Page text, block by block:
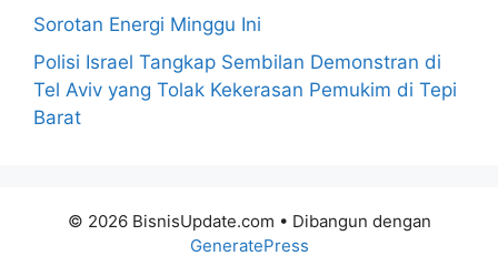
Sorotan Energi Minggu Ini
Polisi Israel Tangkap Sembilan Demonstran di
Tel Aviv yang Tolak Kekerasan Pemukim di Tepi
Barat
© 2026 BisnisUpdate.com • Dibangun dengan
GeneratePress